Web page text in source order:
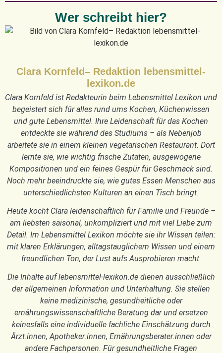
Wer schreibt hier?
Clara Kornfeld– Redaktion lebensmittel-
lexikon.de
Clara Kornfeld ist Redakteurin beim Lebensmittel Lexikon und
begeistert sich für alles rund ums Kochen, Küchenwissen
und gute Lebensmittel. Ihre Leidenschaft für das Kochen
entdeckte sie während des Studiums – als Nebenjob
arbeitete sie in einem kleinen vegetarischen Restaurant. Dort
lernte sie, wie wichtig frische Zutaten, ausgewogene
Kompositionen und ein feines Gespür für Geschmack sind.
Noch mehr beeindruckte sie, wie gutes Essen Menschen aus
unterschiedlichsten Kulturen an einen Tisch bringt.
Heute kocht Clara leidenschaftlich für Familie und Freunde –
am liebsten saisonal, unkompliziert und mit viel Liebe zum
Detail. Im Lebensmittel Lexikon möchte sie ihr Wissen teilen:
mit klaren Erklärungen, alltagstauglichem Wissen und einem
freundlichen Ton, der Lust aufs Ausprobieren macht.
Die Inhalte auf lebensmittel-lexikon.de dienen ausschließlich
der allgemeinen Information und Unterhaltung. Sie stellen
keine medizinische, gesundheitliche oder
ernährungswissenschaftliche Beratung dar und ersetzen
keinesfalls eine individuelle fachliche Einschätzung durch
Ärzt:innen, Apotheker:innen, Ernährungsberater:innen oder
andere Fachpersonen. Für gesundheitliche Fragen